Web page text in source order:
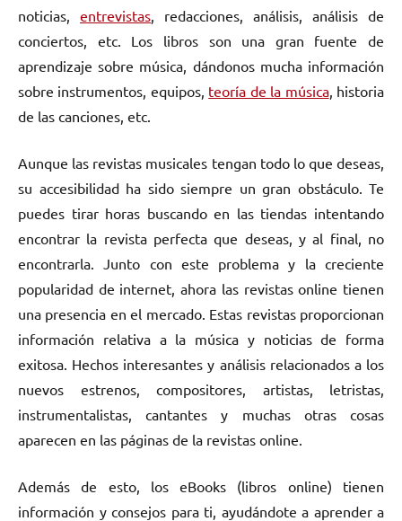
noticias, entrevistas , redacciones, análisis, análisis de
conciertos, etc. Los libros son una gran fuente de
aprendizaje sobre música, dándonos mucha información
sobre instrumentos, equipos, teoría de la música, historia
de las canciones, etc.
Aunque las revistas musicales tengan todo lo que deseas,
su accesibilidad ha sido siempre un gran obstáculo. Te
puedes tirar horas buscando en las tiendas intentando
encontrar la revista perfecta que deseas, y al final, no
encontrarla. Junto con este problema y la creciente
popularidad de internet, ahora las revistas online tienen
una presencia en el mercado. Estas revistas proporcionan
información relativa a la música y noticias de forma
exitosa. Hechos interesantes y análisis relacionados a los
nuevos estrenos, compositores, artistas, letristas,
instrumentalistas, cantantes y muchas otras cosas
aparecen en las páginas de la revistas online.
Además de esto, los eBooks (libros online) tienen
información y consejos para ti, ayudándote a aprender a